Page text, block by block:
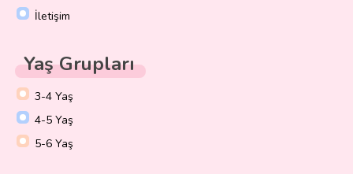
İletişim
Yaş Grupları
3-4 Yaş
4-5 Yaş
5-6 Yaş